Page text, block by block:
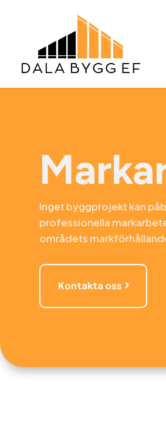
Inget byggprojekt kan
professionella
områdets
Kontakta oss